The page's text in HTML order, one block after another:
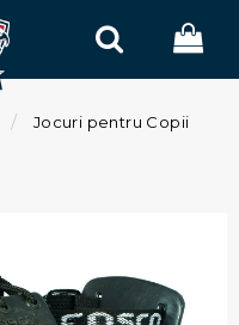
Jocuri pentru Copii